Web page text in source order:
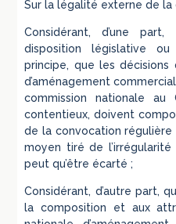
Sur la légalité externe de la
Considérant, d’une part,
disposition législative ou
principe, que les décisions
d’aménagement
commission nationale au
contentieux, doivent
de la convocation régulière
moyen tiré de
peut qu’être écarté ;
Considérant, d’autre part,
la composition et aux